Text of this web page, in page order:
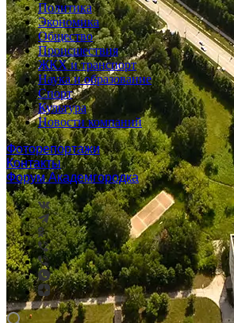
Политика
Экономика
Общество
Происшествия
ЖКХ и транспорт
Наука и образование
Спорт
Культура
Новости компаний
Фоторепортажи
Контакты
Форум Академгородка